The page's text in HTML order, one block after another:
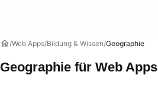
Web Apps Bildung & Wissen Geographie
Geographie für Web Apps